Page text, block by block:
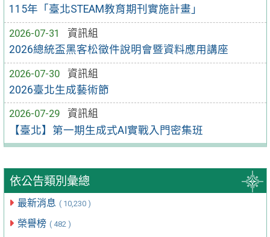
115年「臺北STEAM教育期刊實施計畫」
2026-07-31
資訊組
2026總統盃黑客松徵件說明會暨資料應用講座
2026-07-30
資訊組
2026臺北生成藝術節
2026-07-29
資訊組
【臺北】第一期生成式AI實戰入門密集班
依公告類別彙總
最新消息 ( 10,230 )
榮譽榜 ( 482 )